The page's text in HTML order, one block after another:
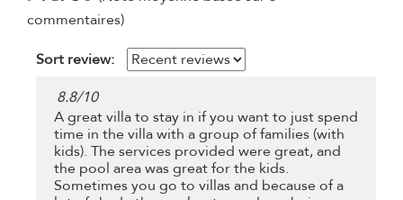
commentaires)
Sort review:
8.8/10
A great villa to stay in if you want to just spend
time in the villa with a group of families (with
kids). The services provided were great, and
the pool area was great for the kids.
Sometimes you go to villas and because of a